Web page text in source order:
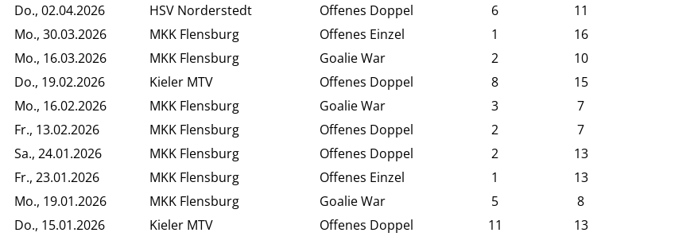
Do., 02.04.2026 HSV Norderstedt Offenes Doppel 6
11
Mo., 30.03.2026 MKK Flensburg Offenes Einzel 1
16
Mo., 16.03.2026 MKK Flensburg Goalie War 2
10
Do., 19.02.2026 Kieler MTV Offenes Doppel 8
15
Mo., 16.02.2026 MKK Flensburg Goalie War 3
7
Fr., 13.02.2026 MKK Flensburg Offenes Doppel 2
7
Sa., 24.01.2026 MKK Flensburg Offenes Doppel 2
13
Fr., 23.01.2026 MKK Flensburg Offenes Einzel 1
13
Mo., 19.01.2026 MKK Flensburg Goalie War 5
8
Do., 15.01.2026 Kieler MTV Offenes Doppel 11 13